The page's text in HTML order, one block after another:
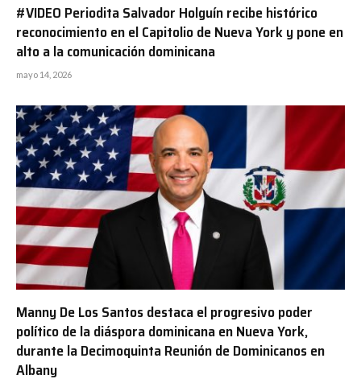
#VIDEO Periodita Salvador Holguín recibe histórico
reconocimiento en el Capitolio de Nueva York y pone en
alto a la comunicación dominicana
mayo 14, 2026
Manny De Los Santos destaca el progresivo poder
político de la diáspora dominicana en Nueva York,
durante la Decimoquinta Reunión de Dominicanos en
Albany